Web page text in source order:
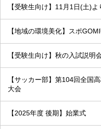
【受験生向け】11月1日(土)
【地域の環境美化】スポ
【受験生向け】秋の入試説明
【サッカー部】第104回全国
大会
【2025年度 後期】始業式